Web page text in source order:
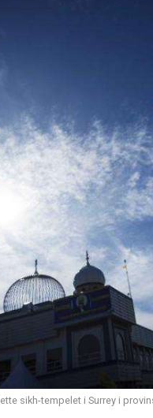
sikh-tempelet i Surrey i